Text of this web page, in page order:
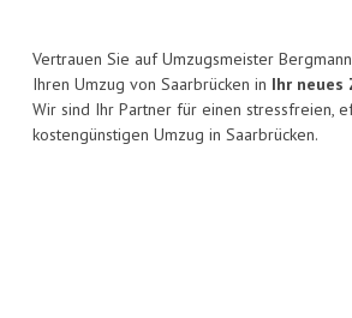
Vertrauen Sie auf Umzugsmeister
Ihren Umzug von Saarbrücken in Ihr neues
Wir sind Ihr Partner für einen stressfreien,
kostengünstigen Umzug in Saarbrücken.